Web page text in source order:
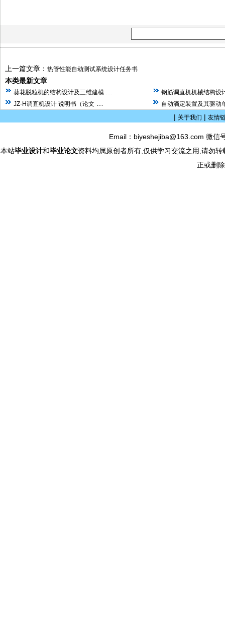
上一篇文章： 热管性能自动测试系统设计任务书
本类最新文章
葵花脱粒机的结构设计及三维建模
钢筋调直机机械结构设
JZ-H调直机设计 说明书（论文
自动滴定装置及其驱动
| 关于我们 | 友情
Email：biyeshejiba@163.com 微
本站毕业设计和毕业论文资料均属原创者所有,仅供学习交流之用,请勿
正或删